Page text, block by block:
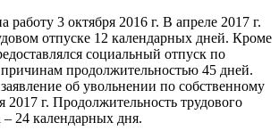
работу 3 октября 2016 г. В апреле 2017 г.
отпуске 12 календарных дней. Кроме
социальный отпуск по
продолжительностью 45 дней.
об увольнении по собственному
г. Продолжительность трудового
– 24 календарных дня.